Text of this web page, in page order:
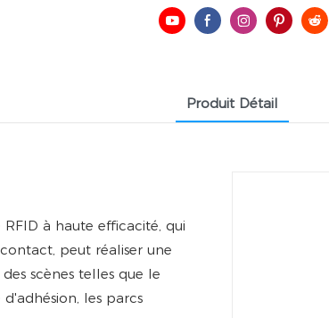
Produit Détail
à haute efficacité, qui
peut réaliser une
scènes telles que le
les parcs